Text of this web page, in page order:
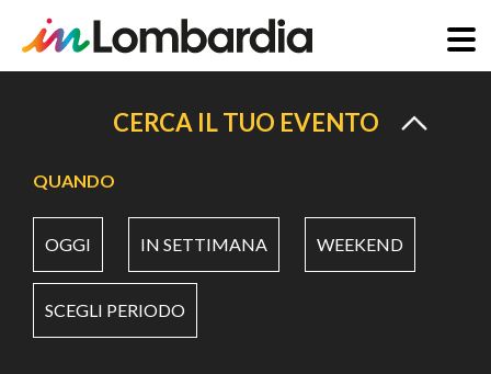
principale
CERCA IL TUO EVENTO
QUANDO
OGGI IN SETTIMANA WEEKEND
SCEGLI PERIODO